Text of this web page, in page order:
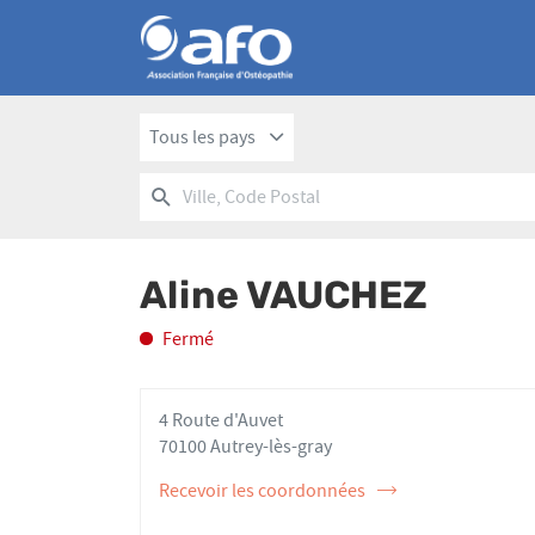
Tous les pays
Ville,RECHERCHER
UN
AFO
Aline VAUCHEZ
Fermé
4 Route d'Auvet
70100 Autrey-lès-gray
Recevoir les coordonnées
de